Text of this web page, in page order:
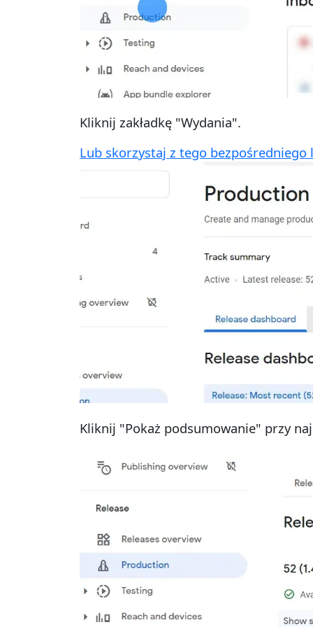
Kliknij zakładkę "Wydania".
Lub skorzystaj z tego
Kliknij "Pokaż podsumowanie" przy